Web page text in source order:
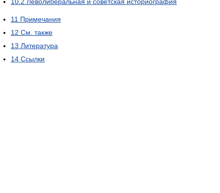
11 Примечания
12 См. также
13 Литература
14 Ссылки